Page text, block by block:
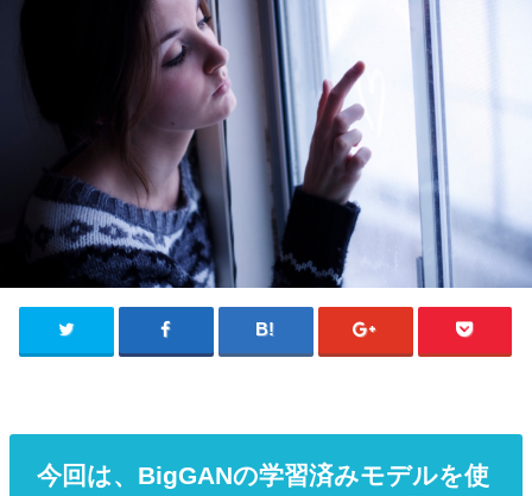
今回は、BigGANの学習済みモデルを使